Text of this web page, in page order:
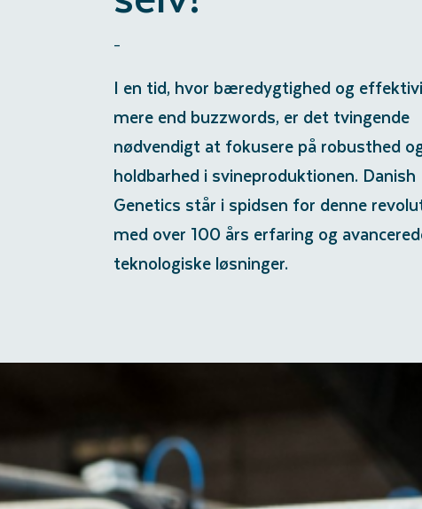
-
I en tid, hvor bæredygtighed og
mere end buzzwords, er det tvingende
nødvendigt at fokusere på robusthed
holdbarhed i svineproduktionen. Danish
Genetics står i spidsen for denne
med over 100 års erfaring og
teknologiske løsninger.